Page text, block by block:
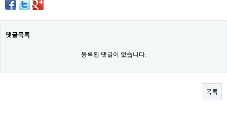
댓글목록
등록된 댓글이 없습니다.
목록